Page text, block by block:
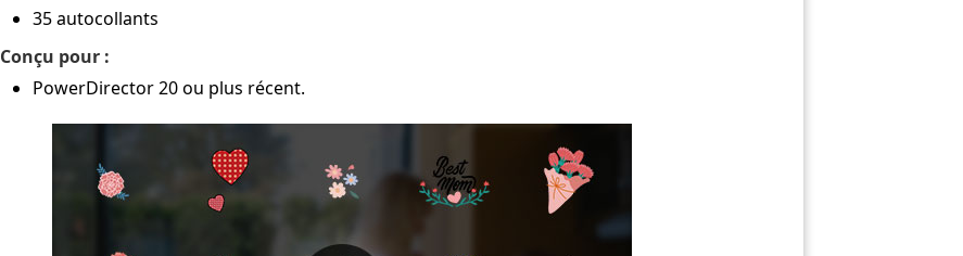
35 autocollants
Conçu pour :
PowerDirector 20 ou plus récent.